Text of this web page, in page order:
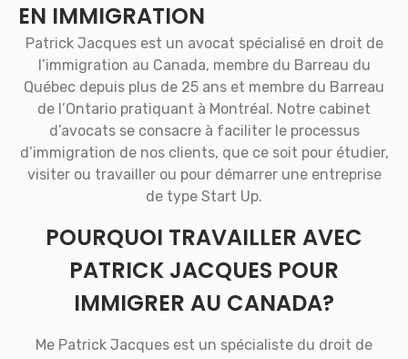
EN IMMIGRATION
Patrick Jacques est un avocat spécialisé en droit de
l’immigration au Canada, membre du Barreau du
Québec depuis plus de 25 ans et membre du Barreau
de l’Ontario pratiquant à Montréal. Notre cabinet
d’avocats se consacre à faciliter le processus
d’immigration de nos clients, que ce soit pour étudier,
visiter ou travailler ou pour démarrer une entreprise
de type Start Up.
POURQUOI TRAVAILLER AVEC
PATRICK JACQUES POUR
IMMIGRER AU CANADA?
Me Patrick Jacques est un spécialiste du droit de